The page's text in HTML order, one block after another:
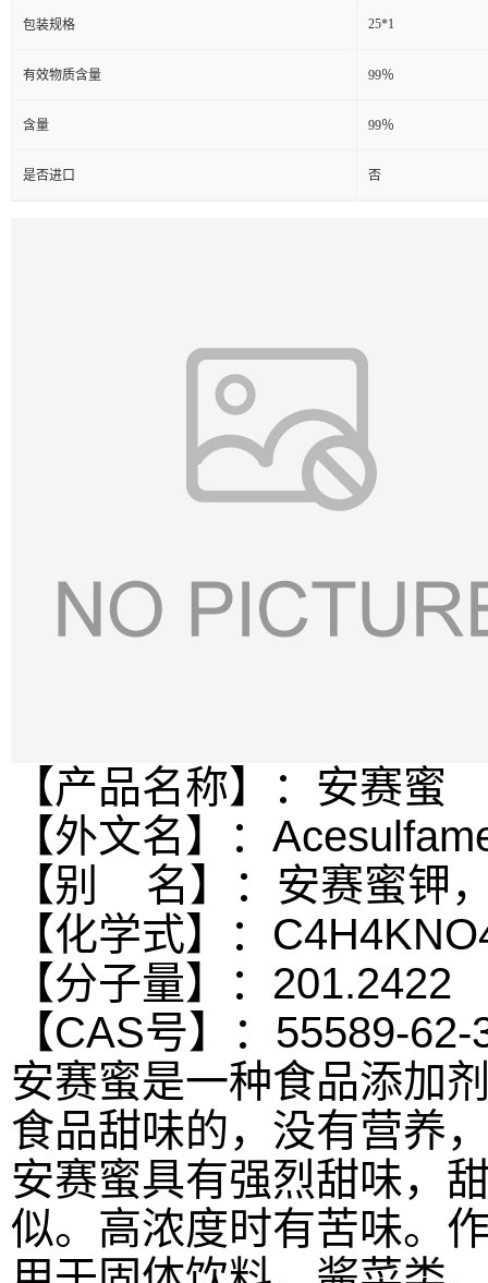
包装规格 25*1
有效物质含量 99％
含量 99％
是否进口 否
【产品名称】：安赛蜜
【外文名】：
【别 名】：安赛蜜钾
【化学式】：
【分子量】：201.2422
【CAS号】：55589-
安赛蜜是一种食品添加
食品甜味的，没有营养
安赛蜜具有强烈甜味，
似。高浓度时有苦味。